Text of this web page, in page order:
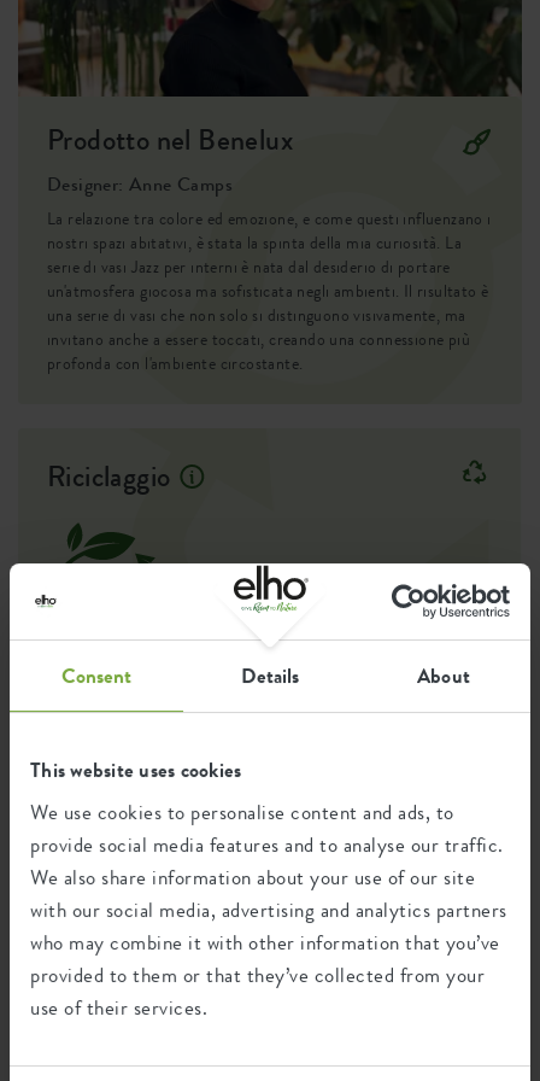
Consent Details About
This website uses cookies
We use cookies to personalise content and ads, to
provide social media features and to analyse our traffic.
We also share information about your use of our site
with our social media, advertising and analytics partners
who may combine it with other information that you’ve
provided to them or that they’ve collected from your
use of their services.
terriccio. La tua pianta si sentirà subito a casa, pronta a
sbocciare e a crescere in tutta la sua bellezza.
Prodotto nel Benelux
Designer: Anne Camps
La relazione tra colore ed emozione, e come questi influenzano i
nostri spazi abitativi, è stata la spinta della mia curiosità. La
serie di vasi Jazz per interni è nata dal desiderio di portare
un'atmosfera giocosa ma sofisticata negli ambienti. Il risultato è
una serie di vasi che non solo si distinguono visivamente, ma
invitano anche a essere toccati, creando una connessione più
profonda con l'ambiente circostante.
Riciclaggio
Questo prodotto è composto da 100% di
rifiuti post-consumo e 0% di rifiuti post-
industriali.
Certificazioni
99anni
Protetto dai raggi UV
Resistente al gelo